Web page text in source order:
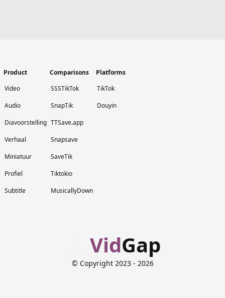
Product
Video
Audio
Diavoorstelling
Verhaal
Miniatuur
Profiel
Subtitle
Comparisons
SSSTikTok
SnapTik
TTSave.app
Snapsave
SaveTik
Tiktokio
MusicallyDown
Platforms
TikTok
Douyin
VidGap
© Copyright 2023 - 2026